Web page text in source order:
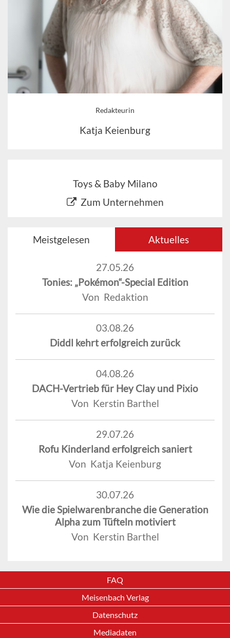
Redakteurin
Katja Keienburg
Toys & Baby Milano
Zum Unternehmen
Meistgelesen Aktuelles
27.05.26
Tonies: „Pokémon“-Special Edition
Von Redaktion
03.08.26
Diddl kehrt erfolgreich zurück
04.08.26
DACH-Vertrieb für Hey Clay und Pixio
Von Kerstin Barthel
29.07.26
Rofu Kinderland erfolgreich saniert
Von Katja Keienburg
30.07.26
Wie die Spielwarenbranche die Generation
Alpha zum Tüfteln motiviert
Von Kerstin Barthel
FAQ
Meisenbach Verlag
Datenschutz
Mediadaten